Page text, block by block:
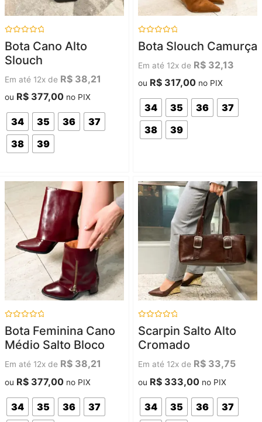
0
5
Bota Cano Alto
Slouch
Em até 12x de R$ 38,21
ou R$ 377,00 no PIX
34 35 36
37
38
39
0
Bota Slouch Camurça
Em até 12x de R$ 32,13
ou R$ 317,00 no PIX
34 35 36
37
38
39
0
5
Bota Feminina Cano
Médio Salto Bloco
Em até 12x de R$ 38,21
ou R$ 377,00 no PIX
34 35 36
37
0
5
Scarpin Salto Alto
Cromado
Em até 12x de R$ 33,75
ou R$ 333,00 no PIX
34 35 36
37